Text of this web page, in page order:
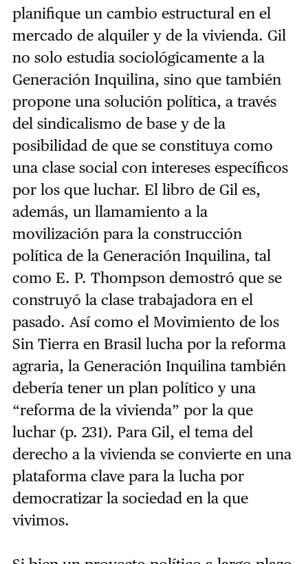
planifique un cambio estructural en el
mercado de alquiler y de la vivienda. Gil
no solo estudia sociológicamente a la
Generación Inquilina, sino que también
propone una solución política, a través
del sindicalismo de base y de la
posibilidad de que se constituya como
una clase social con intereses específicos
por los que luchar. El libro de Gil es,
además, un llamamiento a la
movilización para la construcción
política de la Generación Inquilina, tal
como E. P. Thompson demostró que se
construyó la clase trabajadora en el
pasado. Así como el Movimiento de los
Sin Tierra en Brasil lucha por la reforma
agraria, la Generación Inquilina también
debería tener un plan político y una
“reforma de la vivienda” por la que
luchar (p. 231). Para Gil, el tema del
derecho a la vivienda se convierte en una
plataforma clave para la lucha por
democratizar la sociedad en la que
vivimos.